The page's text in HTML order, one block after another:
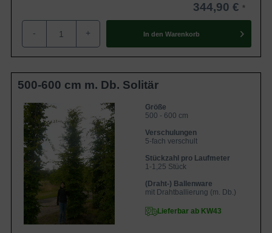
344,90 €
- + In den Warenkorb
500-600 cm m. Db. Solitär
Größe
500 - 600 cm
Verschulungen
5-fach verschult
Stückzahl pro Laufmeter
1-1,25 Stück
(Draht-) Ballenware
mit Drahtballierung (m. Db.)
Lieferbar ab KW43